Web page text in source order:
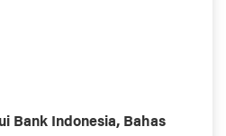
Bank Indonesia, Bahas